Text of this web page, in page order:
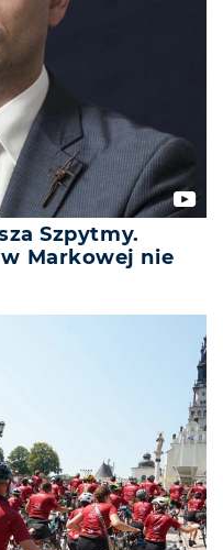
Szpytmy.
Markowej nie